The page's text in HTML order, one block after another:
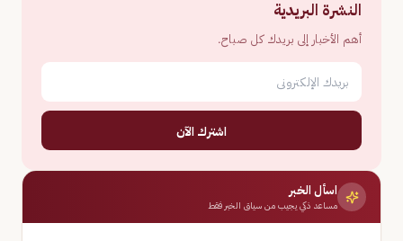
النشرة البريدية
أهم الأخبار إلى بريدك كل صباح.
اشترك الآن
اسأل الخبر
مساعد ذكي يجيب من سياق الخبر فقط